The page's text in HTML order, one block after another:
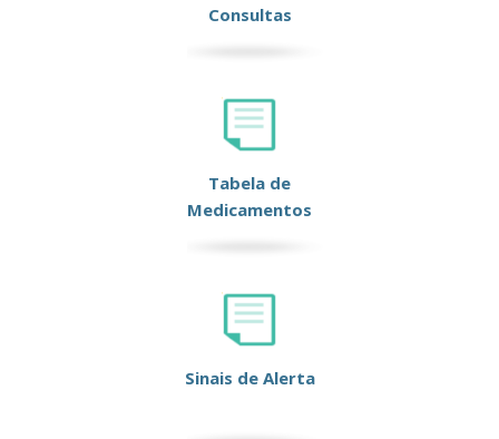
Consultas
Tabela de
Medicamentos
Sinais de Alerta